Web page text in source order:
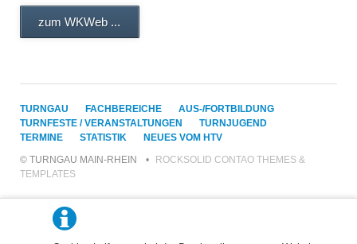
zum WKWeb ...
NAVIGATION
ÜBERSPRINGEN
TURNGAU FACHBEREICHE
AUS-/FORTBILDUNG
TURNFESTE / VERANSTALTUNGEN
TURNJUGEND
TERMINE
STATISTIK
NEUES VOM HTV
© TURNGAU MAIN-RHEIN
ROCKSOLID CONTAO THEMES &
TEMPLATES